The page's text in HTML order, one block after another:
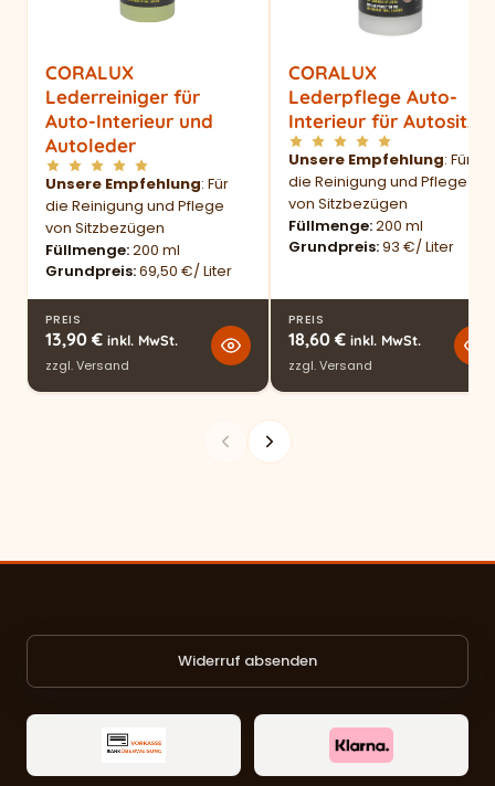
CORALUX
Lederreiniger für
Auto-Interieur und
Autoleder
Unsere Empfehlung: Für
die Reinigung und Pflege
von Sitzbezügen
Füllmenge 200 ml
Grundpreis 69,50 €/ Liter
PREIS
13,90 € inkl. MwSt.
zzgl.Versand
CORALUX
Lederpflege Auto-
Interieur für Autositze
Unsere Empfehlung: Für
die Reinigung und Pflege
von Sitzbezügen
Füllmenge 200 ml
Grundpreis 93 €/ Liter
PREIS
18,60 € inkl. MwSt.
zzgl.Versand
Widerruf absenden